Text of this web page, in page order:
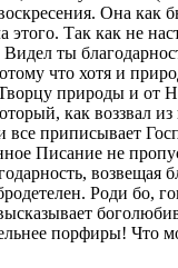
Она как
Так как не
ты
что хотя и
природы и от
как воззвал из
приписывает
Писание не
возвещая
Роди бо,
порфиры! Что